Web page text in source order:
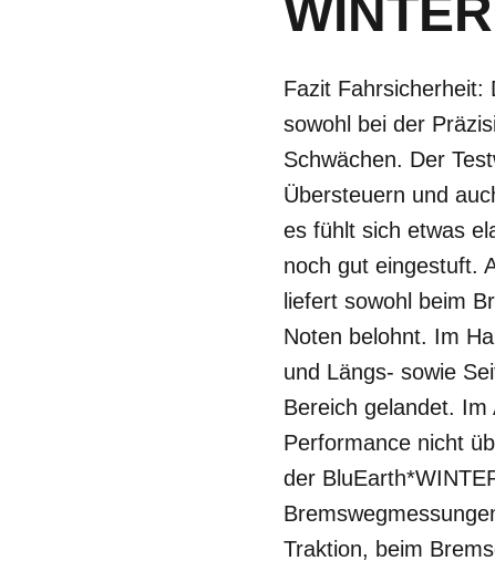
Fazit Fahrsicherheit:
sowohl bei der
Schwächen. Der
Übersteuern und
es fühlt sich etwas
noch gut eingestuft.
liefert sowohl beim
Noten belohnt. Im
und Längs- sowie
Bereich gelandet.
Performance nicht
der
Traktion, beim